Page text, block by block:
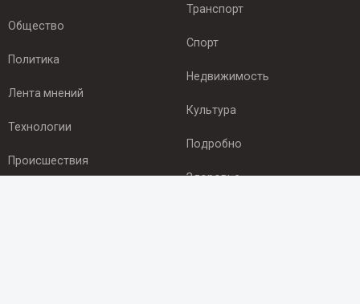
Общество
Политика
Лента мнений
Технологии
Происшествия
Транспорт
Спорт
Недвижимость
Культура
Подробно
Здоровье